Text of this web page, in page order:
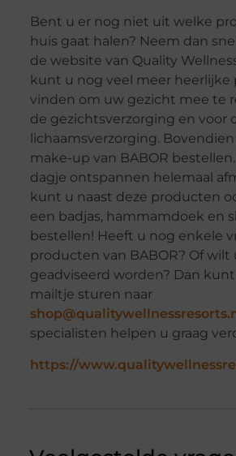
Bent u er nog niet uit welke
huis gaat halen? Neem dan
de website van Quality
kunt u nog veel meer heerlijke
vinden om uw gezicht mee te
de gezichtsverzorging en voor
lichaamsverzorging.
make-up van BABOR
dagje ontspannen helemaal
kunt u naast deze producten
een badjas, hammamdoek en
bestellen! Heeft u nog enkele
producten van BABOR? Of wilt
geadviseerd worden? Dan
mailtje sturen naar
specialisten helpen u graag
https://